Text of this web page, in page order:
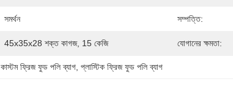
সমর্থন সম্পত্তি:
45x35x28 শক্ত কাগজ, 15 কেজি যোগানের ক্ষমতা:
কাস্টম ফ্রিজ ফুড পলি ব্যাগ , প্লাস্টিক ফ্রিজ ফুড পলি ব্যাগ